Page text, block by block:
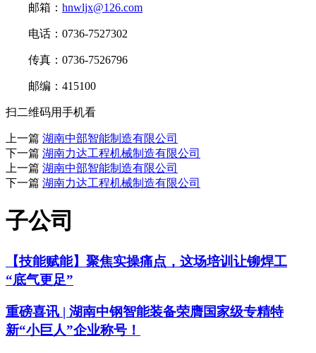
邮箱： hnwljx@126.com
电话：0736-7527302
传真：0736-7526796
邮编：415100
扫二维码用手机看
上一篇 湖南中部智能制造有限公司
下一篇 湖南力达工程机械制造有限公司
上一篇 湖南中部智能制造有限公司
下一篇 湖南力达工程机械制造有限公司
子公司
【技能赋能】聚焦实操痛点，这场培训让铆焊工
“底气更足”
重磅喜讯 | 湖南中钢智能装备荣膺国家级专精特
新“小巨人”企业称号！